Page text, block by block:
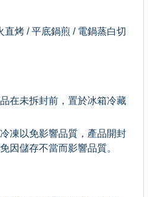
直烤 / 平底鍋煎 / 電鍋蒸白切
在未拆封前，置於冰箱冷藏
凍以免影響品質，產品開封
因儲存不當而影響品質。